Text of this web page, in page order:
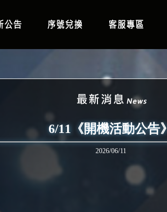
6/11《開機活動公告》
2026/06/11